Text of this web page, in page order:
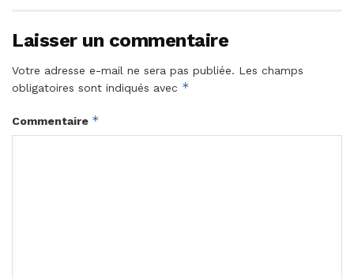
Laisser un commentaire
Votre adresse e-mail ne sera pas publiée. Les champs
obligatoires sont indiqués avec *
Commentaire *